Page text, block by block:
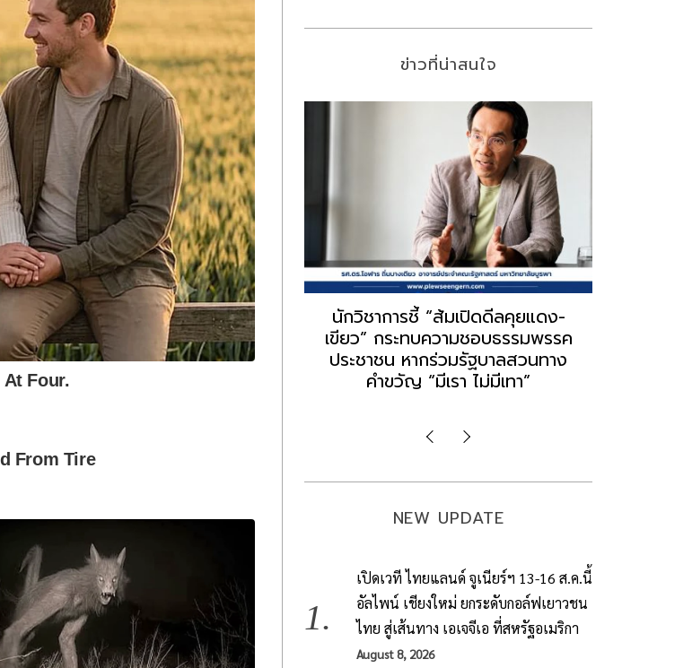
ข่าวที่น่าสนใจ
นักวิชาการชี้ “ส้มเปิดดีลคุยแดง-
เขียว” กระทบความชอบธรรมพรรค
ประชาชน หากร่วมรัฐบาลสวนทาง
“ธนพร” ชี้หากพรรคประชาชนจับมือ
“แดง-เขียว” เท่ากับทำลายตัวเอง
ผิดคำพูด ทลายศรัทธาฐานเสียง
มองข่าวตั้งรัฐบาลใหม่เป็นเพียง
NEW UPDATE
เปิดเวที ไทยแลนด์ จูเนียร์ฯ 13-16 ส.ค.นี้
อัลไพน์ เชียงใหม่ ยกระดับกอล์ฟเยาวชน
ไทย สู่เส้นทาง เอเจจีเอ ที่สหรัฐอเมริกา
August 8, 2026